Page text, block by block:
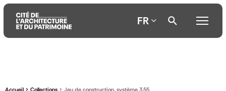
FR
Accueil Collections Jeu de construction, système 3.55